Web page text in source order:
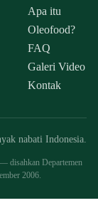
Apa itu
Oleofood?
FAQ
Galeri Video
Kontak
nabati Indonesia.
disahkan Departemen
2006.